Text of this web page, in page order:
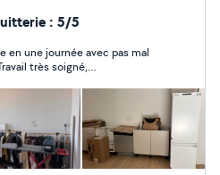
des bricolages
: 5/5
en une journée avec pas mal
très soigné,
je recommande vivement !